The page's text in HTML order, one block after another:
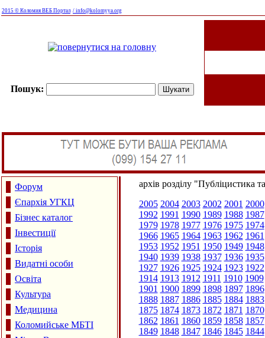
2015 © Коломия ВЕБ Портал / info@kolomyya.org
Пошук:
Форум
Єпархія УГКЦ
Бізнес каталог
Інвестиції
Історія
Видатні особи
Освіта
Культура
Медицина
Коломийське МБТІ
архів розділу "Публіцистика
2005 2004 2003 2002 2001 2000
1992 1991 1990 1989 1988 1987
1979 1978 1977 1976 1975 1974
1966 1965 1964 1963 1962 1961
1953 1952 1951 1950 1949 1948
1940 1939 1938 1937 1936 1935
1927 1926 1925 1924 1923 1922
1914 1913 1912 1911 1910 1909
1901 1900 1899 1898 1897 1896
1888 1887 1886 1885 1884 1883
1875 1874 1873 1872 1871 1870
1862 1861 1860 1859 1858 1857
1849 1848 1847 1846 1845 1844